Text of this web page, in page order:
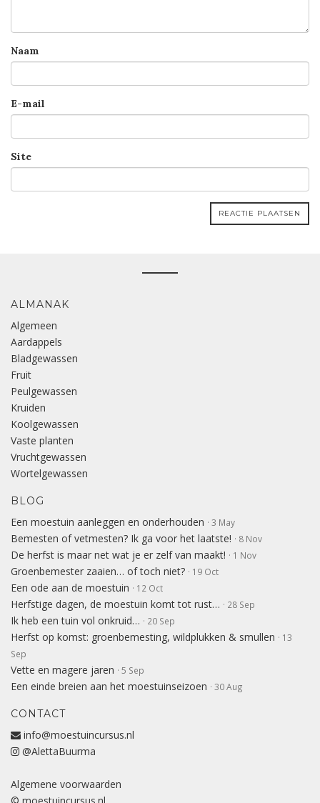
Naam
E-mail
Site
ALMANAK
Algemeen
Aardappels
Bladgewassen
Fruit
Peulgewassen
Kruiden
Koolgewassen
Vaste planten
Vruchtgewassen
Wortelgewassen
BLOG
Een moestuin aanleggen en onderhouden · 3 May
Bemesten of vetmesten? Ik ga voor het laatste! · 8 Nov
De herfst is maar net wat je er zelf van maakt! · 1 Nov
Groenbemester zaaien… of toch niet? · 19 Oct
Een ode aan de moestuin · 12 Oct
Herfstige dagen, de moestuin komt tot rust… · 28 Sep
Ik heb een tuin vol onkruid… · 20 Sep
Herfst op komst: groenbemesting, wildplukken & smullen · 13
Sep
Vette en magere jaren · 5 Sep
Een einde breien aan het moestuinseizoen · 30 Aug
CONTACT
info@moestuincursus.nl
@AlettaBuurma
Algemene voorwaarden